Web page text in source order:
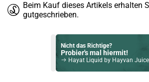
Beim Kauf dieses Artikels erhalten
gutgeschrieben.
Nicht das Richtige?
Probier's mal hiermit!
Hayat Liquid by Hayvan Juice 6mg